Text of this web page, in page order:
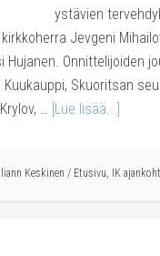
ystävien
Jevgeni
Hujanen. Onnittelijoiden
Skuoritsan
… [Lue lisää...]
Keskinen / Etusivu, IK